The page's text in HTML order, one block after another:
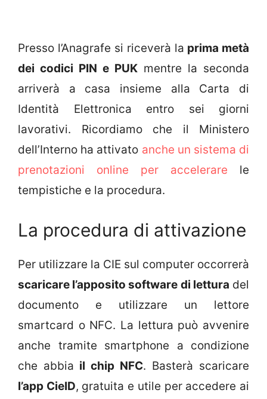
Presso l’Anagrafe si riceverà la prima metà
dei codici PIN e PUK mentre la seconda
arriverà a casa insieme alla Carta di
Identità Elettronica entro sei giorni
lavorativi. Ricordiamo che il Ministero
dell’Interno ha attivato anche un sistema di
prenotazioni online per accelerare le
tempistiche e la procedura.
La procedura di attivazione
Per utilizzare la CIE sul computer occorrerà
scaricare l’apposito software di lettura del
documento e utilizzare un lettore
smartcard o NFC. La lettura può avvenire
anche tramite smartphone a condizione
che abbia il chip NFC. Basterà scaricare
l’app CieID, gratuita e utile per accedere ai